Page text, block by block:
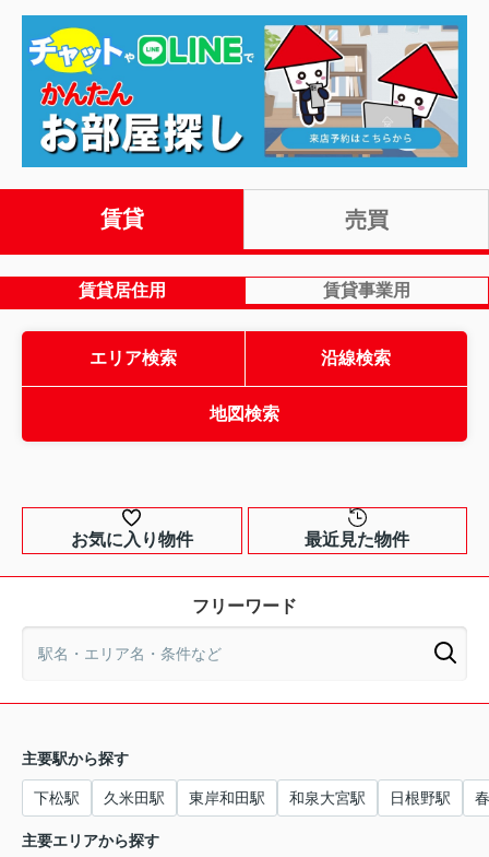
賃貸 売買
賃貸居住用 賃貸事業用
エリア検索 沿線検索
地図検索
お気に入り物件 最近見た物件
フリーワード
主要駅から探す
下松駅 久米田駅 東岸和田駅 和泉大宮駅 日根野駅
主要エリアから探す